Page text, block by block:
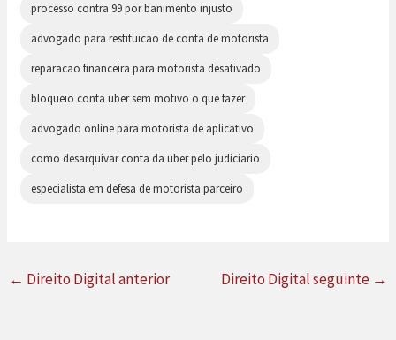
processo contra 99 por banimento injusto
advogado para restituicao de conta de motorista
reparacao financeira para motorista desativado
bloqueio conta uber sem motivo o que fazer
advogado online para motorista de aplicativo
como desarquivar conta da uber pelo judiciario
especialista em defesa de motorista parceiro
← Direito Digital anterior Direito Digital seguinte →